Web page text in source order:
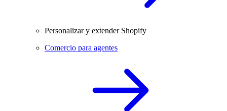
Personalizar y extender Shopify
Comercio para agentes